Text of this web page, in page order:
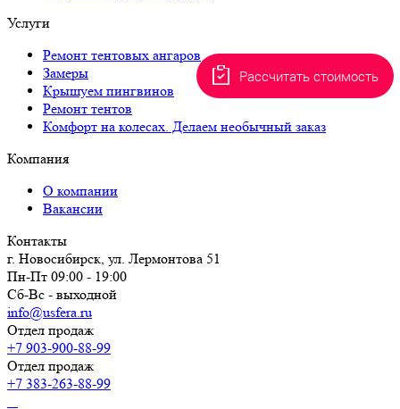
Услуги
Ремонт тентовых ангаров
Замеры
Крышуем пингвинов
Ремонт тентов
Комфорт на колесах. Делаем необычный заказ
Компания
О компании
Вакансии
Контакты
г. Новосибирск, ул. Лермонтова 51
Пн-Пт 09:00 - 19:00
Сб-Вс - выходной
info@usfera.ru
Отдел продаж
+7 903-900-88-99
Отдел продаж
+7 383-263-88-99
Рассчитать стоимость